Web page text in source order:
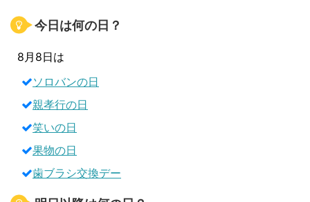
今日は何の日？
8月8日は
ソロバンの日
親孝行の日
笑いの日
果物の日
歯ブラシ交換デー